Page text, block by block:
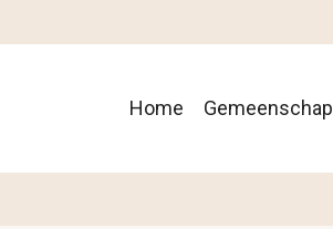
Main
Home Gemeenschap